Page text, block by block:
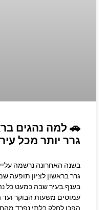
🚗 למה נהגים
גרר יותר מכל
בשנה האחרונה נרשמה
גרר בראשון לציון תופעה
בענף.בעיר שבה כמעט כל
עמוסים משעות הבוקר ועד
הפכו לחלק בלתי נפרד